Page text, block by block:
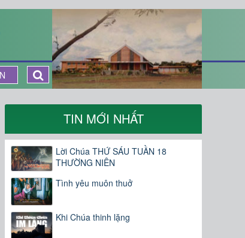
TIN MỚI NHẤT
Lời Chúa THỨ SÁU TUẦN 18
THƯỜNG NIÊN
Tình yêu muôn thuở
Khi Chúa thinh lặng